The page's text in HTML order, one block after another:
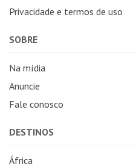
Privacidade e termos de uso
SOBRE
Na mídia
Anuncie
Fale conosco
DESTINOS
África